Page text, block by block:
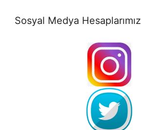
Sosyal Medya Hesaplarımız